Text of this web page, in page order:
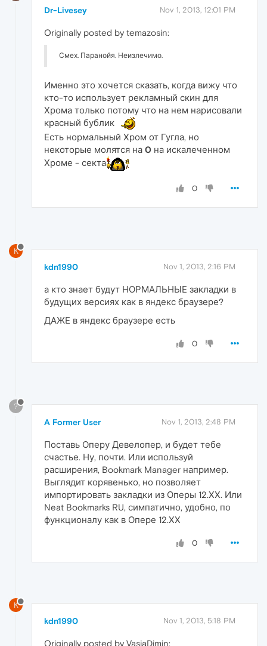
Dr-Livesey Nov 1, 2013, 12:01 PM
Originally posted by temazosin:
Смех. Паранойя. Неизлечимо.
Именно это хочется сказать, когда вижу что
кто-то использует рекламный скин для
Хрома только потому что на нем нарисовали
красный бублик
Есть нормальный Хром от Гугла, но
некоторые молятся на 0 на искалеченном
Хроме - секта
0
K
kdn1990 Nov 1, 2013, 2:16 PM
а кто знает будут НОРМАЛЬНЫЕ закладки в
будущих версиях как в яндекс браузере?
ДАЖЕ в яндекс браузере есть
0
?
A Former User Nov 1, 2013, 2:48 PM
Поставь Оперу Девелопер, и будет тебе
счастье. Ну, почти. Или используй
расширения, Bookmark Manager например.
Выглядит корявенько, но позволяет
импортировать закладки из Оперы 12.ХХ. Или
Neat Bookmarks RU, симпатично, удобно, по
функционалу как в Опере 12.ХХ
0
K
kdn1990 Nov 1, 2013, 5:18 PM
Originally posted by VasjaDimin: